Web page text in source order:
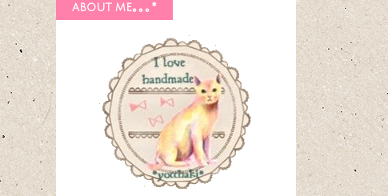
about me｡｡｡*